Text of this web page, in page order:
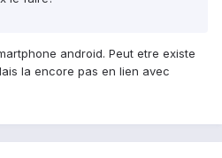
android. Peut etre existe
la encore pas en lien avec